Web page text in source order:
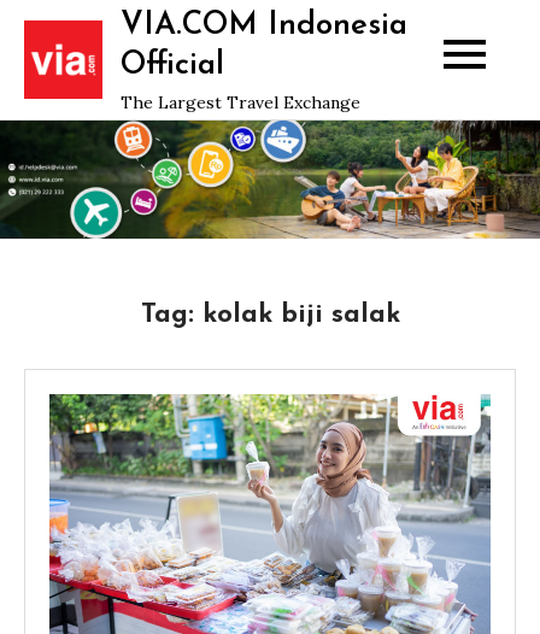
Skip
content
VIA.COM Indonesia
Official
The Largest Travel Exchange
Tag: kolak biji salak